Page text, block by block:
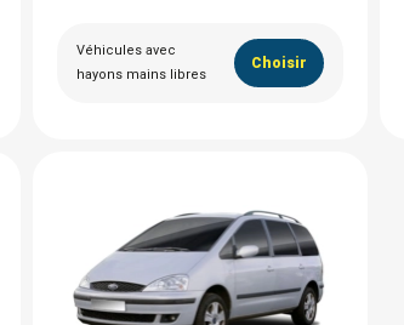
Véhicules avec
hayons mains libres
Choisir